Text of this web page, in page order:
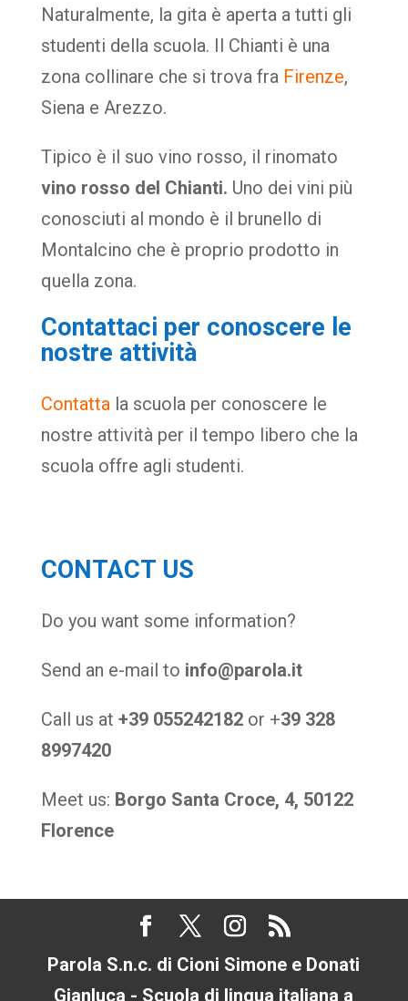
Naturalmente, la gita è aperta a tutti gli
studenti della scuola. Il Chianti è una
zona collinare che si trova fra Firenze,
Siena e Arezzo.
Tipico è il suo vino rosso, il rinomato
vino rosso del Chianti. Uno dei vini più
conosciuti al mondo è il brunello di
Montalcino che è proprio prodotto in
quella zona.
Contattaci per conoscere le
nostre attività
Contattala scuola per conoscere le
nostre attività per il tempo libero che la
scuola offre agli studenti.
CONTACT US
Do you want some information?
Send an e-mail to info@parola.it
Call us at +39 055242182or +39 328
8997420
Meet us: Borgo Santa Croce, 4, 50122
Florence
Parola S.n.c. di Cioni Simone e Donati
Gianluca - Scuola di lingua italiana a